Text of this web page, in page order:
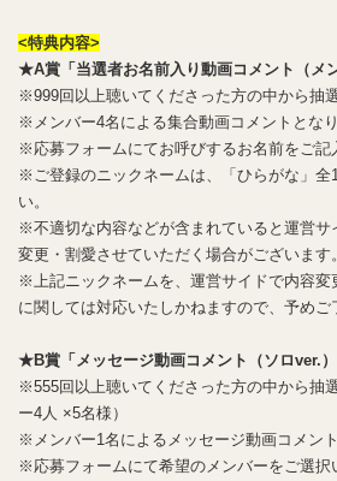
<特典内容>
★A賞「当選者お名前入り動画コメント（メ
※999回以上聴いてくださった方の中から抽
※メンバー4名による集合動画コメントとなり
※応募フォームにてお呼びするお名前をご記
※ご登録のニックネームは、「ひらがな」全
い。
※不適切な内容などが含まれていると運営サ
変更・割愛させていただく場合がございます。
※上記ニックネームを、運営サイドで内容変
に関しては対応いたしかねますので、予めご
★B賞「メッセージ動画コメント（ソロver.
※555回以上聴いてくださった方の中から抽
ー4人 ×5名様）
※メンバー1名によるメッセージ動画コメント
※応募フォームにて希望のメンバーをご選択